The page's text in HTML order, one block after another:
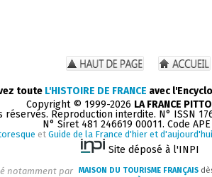
toute L'HISTOIRE DE FRANCE avec
Copyright © 1999-2026 LA FRANCE
réservés. Reproduction interdite. N° ISSN
N° Siret 481 246619 00011. Code APE
et Guide de la France d'hier et d'aujourd'hui
Site déposé à l'INPI
notamment par MAISON DU TOURISME FRANÇAIS